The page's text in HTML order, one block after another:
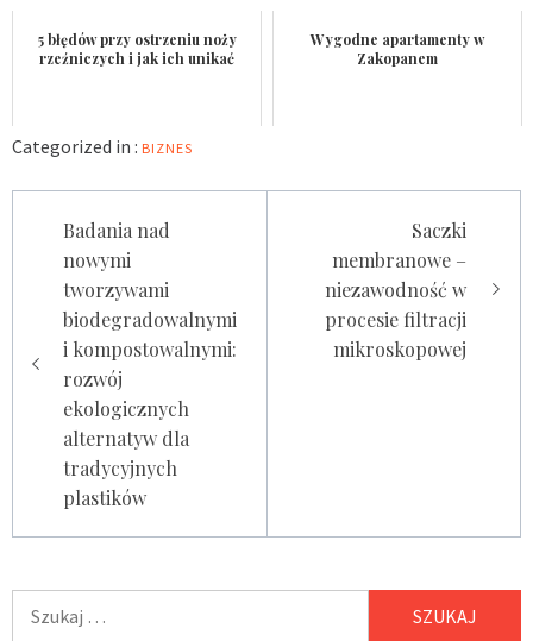
5 błędów przy ostrzeniu noży
rzeźniczych i jak ich unikać
Wygodne apartamenty w
Zakopanem
Categorized in : BIZNES
wpisuBadania nad
nowymi
tworzywami
biodegradowalnymi
i kompostowalnymi:
rozwój
ekologicznych
alternatyw dla
tradycyjnych
plastików
Saczki
membranowe –
niezawodność w
procesie filtracji
mikroskopowej